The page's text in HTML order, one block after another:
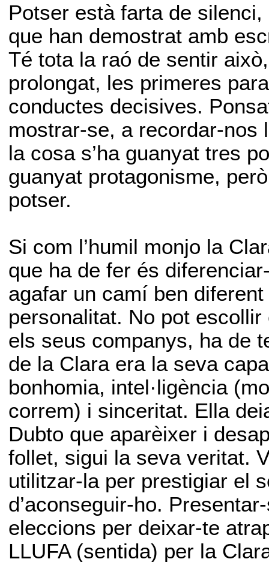
Potser està farta de silenci,
que han demostrat amb
Té tota la raó de sentir
prolongat, les primeres
conductes decisives.
mostrar-se, a recordar-nos
la cosa s’ha guanyat tres
guanyat protagonisme,
potser.
Si com l’humil monjo la
que ha de fer és
agafar un camí ben
personalitat. No pot
els seus companys, ha de
de la Clara era la seva
bonhomia, intel·ligència
correm) i sinceritat. Ella
Dubto que aparèixer i
follet, sigui la seva veritat.
utilitzar-la per prestigiar el
d’aconseguir-ho.
eleccions per deixar-te
LLUFA (sentida) per la